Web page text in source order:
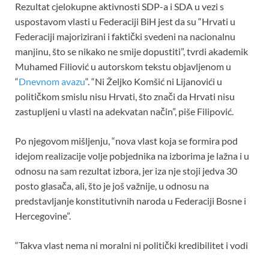
e
b
o
o
k
itt
er
at
s
A
p
p
er er
es
t
ar
e
Rezultat cjelokupne aktivnosti SDP-a i SDA u vezi s
uspostavom vlasti u Federaciji BiH jest da su “Hrvati u
Federaciji majorizirani i faktički svedeni na nacionalnu
manjinu, što se nikako ne smije dopustiti”, tvrdi akademik
Muhamed Filiović u autorskom tekstu objavljenom u
“Dnevnom avazu“. “Ni Željko Komšić ni Lijanovići u
političkom smislu nisu Hrvati, što znači da Hrvati nisu
zastupljeni u vlasti na adekvatan način”, piše Filipović.
Po njegovom mišljenju, “nova vlast koja se formira pod
idejom realizacije volje pobjednika na izborima je lažna i u
odnosu na sam rezultat izbora, jer iza nje stoji jedva 30
posto glasača, ali, što je još važnije, u odnosu na
predstavljanje konstitutivnih naroda u Federaciji Bosne i
Hercegovine”.
“Takva vlast nema ni moralni ni politički kredibilitet i vodi